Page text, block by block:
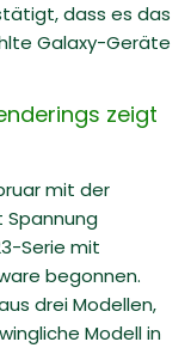
dass es das
Galaxy-Geräte
zeigt
mit der
Spannung
Serie mit
begonnen.
drei Modellen,
Modell in